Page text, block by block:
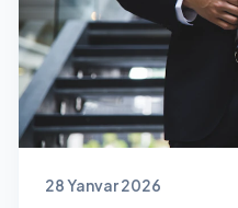
28 Yanvar 2026